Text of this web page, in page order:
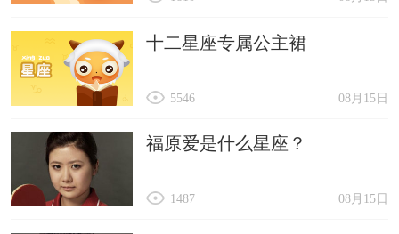
十二星座专属公主裙
08月15日
5546
福原爱是什么星座？
08月15日
1487